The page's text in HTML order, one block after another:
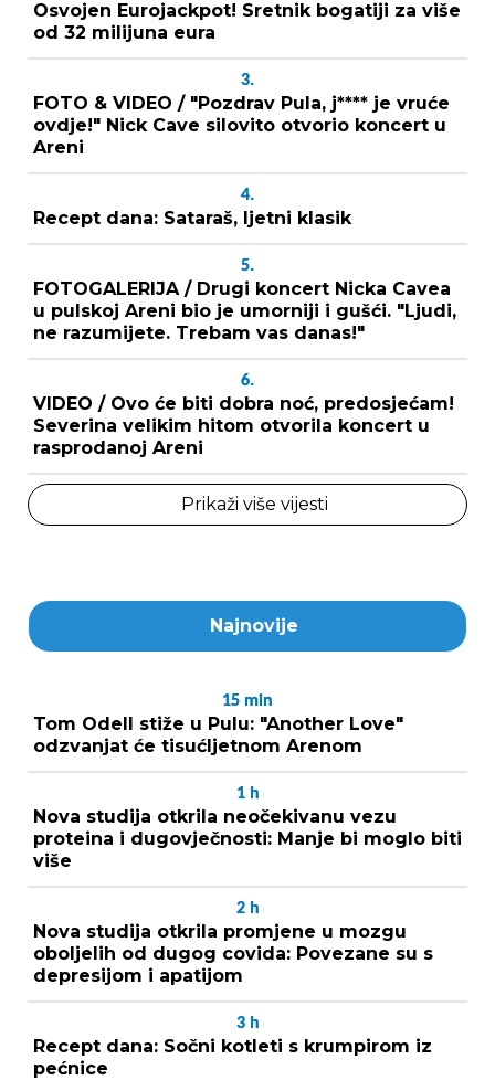
Osvojen Eurojackpot! Sretnik bogatiji za više
od 32 milijuna eura
3.
FOTO & VIDEO / "Pozdrav Pula, j**** je vruće
ovdje!" Nick Cave silovito otvorio koncert u
Areni
4.
Recept dana: Sataraš, ljetni klasik
5.
FOTOGALERIJA / Drugi koncert Nicka Cavea
u pulskoj Areni bio je umorniji i gušći. "Ljudi,
ne razumijete. Trebam vas danas!"
6.
VIDEO / Ovo će biti dobra noć, predosjećam!
Severina velikim hitom otvorila koncert u
rasprodanoj Areni
Prikaži više vijesti
Najnovije
15 min
Tom Odell stiže u Pulu: "Another Love"
odzvanjat će tisućljetnom Arenom
1 h
Nova studija otkrila neočekivanu vezu
proteina i dugovječnosti: Manje bi moglo biti
više
2 h
Nova studija otkrila promjene u mozgu
oboljelih od dugog covida: Povezane su s
depresijom i apatijom
3 h
Recept dana: Sočni kotleti s krumpirom iz
pećnice